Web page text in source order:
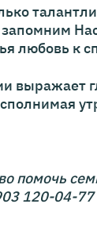
любовь к
выражает
помочь
120-04-